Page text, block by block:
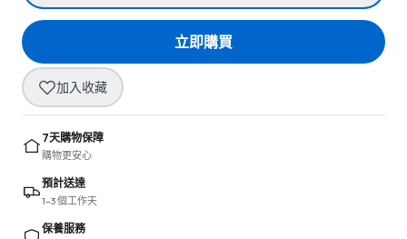
立即購買
加入收藏
7天購物保障
購物更安心
預計送達
1–3 個工作天
保養服務